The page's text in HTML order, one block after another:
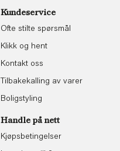
Kundeservice
Ofte stilte spørsmål
Klikk og hent
Kontakt oss
Tilbakekalling av varer
Boligstyling
Handle på nett
Kjøpsbetingelser